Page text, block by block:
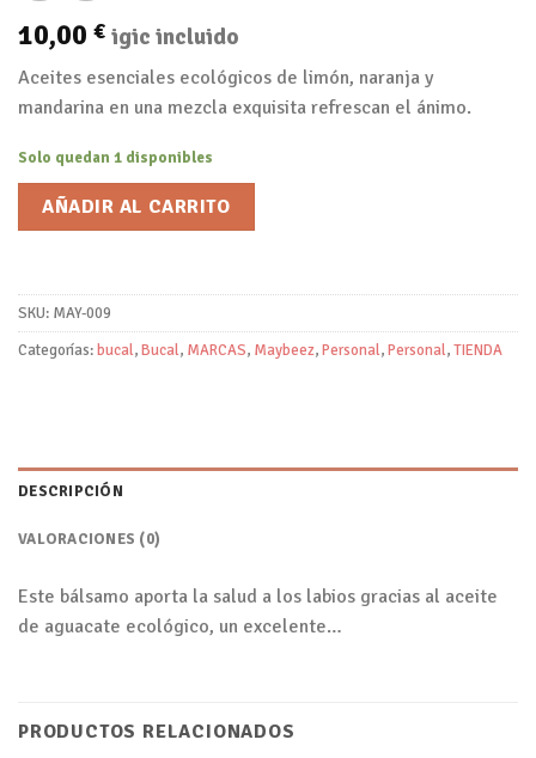
10,00 € igic incluido
Aceites esenciales ecológicos de limón, naranja y
mandarina en una mezcla exquisita refrescan el ánimo.
Solo quedan 1 disponibles
AÑADIR AL CARRITO
SKU: MAY-009
Categorías: bucal,Bucal, MARCAS, Maybeez,Personal,Personal,TIENDA
DESCRIPCIÓN
VALORACIONES (0)
Este bálsamo aporta la salud a los labios gracias al aceite
de aguacate ecológico, un excelente…
PRODUCTOS RELACIONADOS